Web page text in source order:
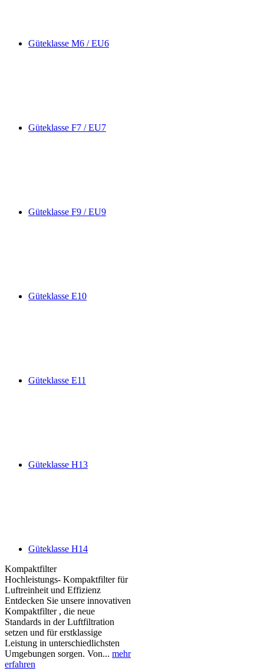
Güteklasse M6 / EU6
Güteklasse F7 / EU7
Güteklasse F9 / EU9
Güteklasse E10
Güteklasse E11
Güteklasse H13
Güteklasse H14
Kompaktfilter
Hochleistungs- Kompaktfilter für
Luftreinheit und Effizienz
Entdecken Sie unsere innovativen
Kompaktfilter , die neue
Standards in der Luftfiltration
setzen und für erstklassige
Leistung in unterschiedlichsten
Umgebungen sorgen. Von... mehr
erfahren